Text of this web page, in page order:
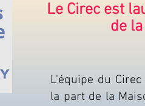
Le Cirec est
de
L'équipe du
la part de la